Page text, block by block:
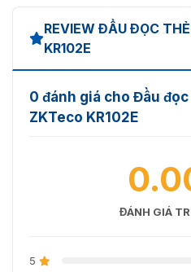
bởi
Liên hệ với chúng tôi để
sản phẩm ZK KR-102– nhận
hotline: 093.6611.372 bạn nhé
REVIEW ĐẦU ĐỌC
KR102E
0 đánh giá cho Đầu
ZKTeco KR102E
ĐÁNH GIÁ
5